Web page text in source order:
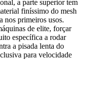
a parte superior tem
finíssimo do mesh
nos primeiros usos.
de elite, forçar
específica a rodar
a pisada lenta do
para velocidade